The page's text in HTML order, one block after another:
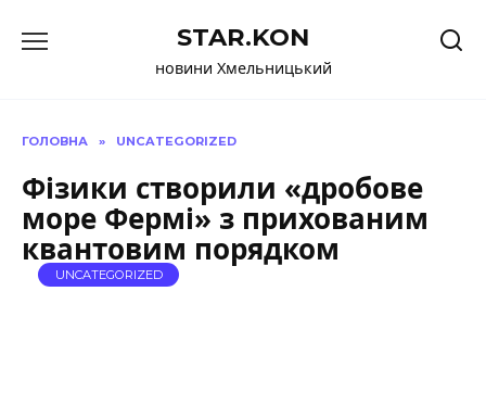
до
STAR.KON
новини Хмельницький
ГОЛОВНА » UNCATEGORIZED
Фізики створили «дробове
море Фермі» з прихованим
квантовим порядком
UNCATEGORIZED